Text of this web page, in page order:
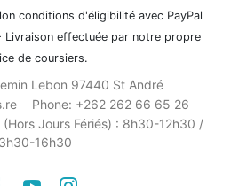
conditions d'éligibilité avec PayPal
Livraison effectuée par notre propre
de coursiers.
Lebon 97440 St André
Phone: +262 262 66 65 26
(Hors Jours Fériés) : 8h30-12h30 /
16h30